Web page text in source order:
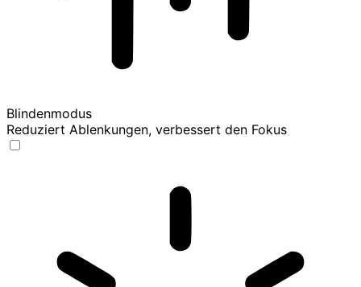
Blindenmodus
Reduziert Ablenkungen, verbessert den Fokus